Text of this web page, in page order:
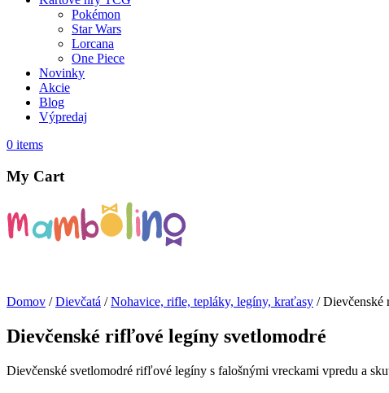
Pokémon
Star Wars
Lorcana
One Piece
Novinky
Akcie
Blog
Výpredaj
0 items
My Cart
Domov /Dievčatá /Nohavice, rifle, tepláky, legíny, kraťasy / Dievčenské
Dievčenské rifľové legíny svetlomodré
Dievčenské svetlomodré rifľové legíny s falošnými vreckami vpredu a